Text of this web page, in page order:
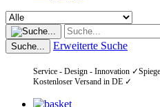
Suche... Erweiterte Suche
Service - Design - Innovation ✓
Kostenloser Versand in DE ✓